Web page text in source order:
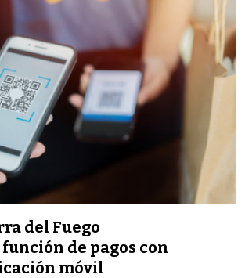
del Fuego
de pagos con
móvil